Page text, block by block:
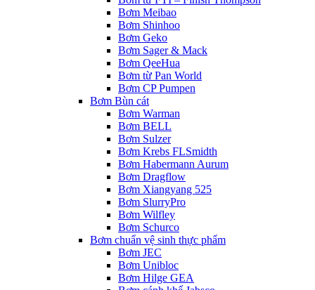
Bơm Meibao
Bơm Shinhoo
Bơm Geko
Bơm Sager & Mack
Bơm QeeHua
Bơm từ Pan World
Bơm CP Pumpen
Bơm Bùn cát
Bơm Warman
Bơm BELL
Bơm Sulzer
Bơm Krebs FLSmidth
Bơm Habermann Aurum
Bơm Dragflow
Bơm Xiangyang 525
Bơm SlurryPro
Bơm Wilfley
Bơm Schurco
Bơm chuẩn vệ sinh thực phẩm
Bơm JEC
Bơm Unibloc
Bơm Hilge GEA